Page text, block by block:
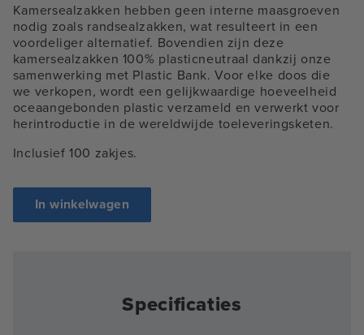
Kamersealzakken hebben geen interne maasgroeven
nodig zoals randsealzakken, wat resulteert in een
voordeliger alternatief. Bovendien zijn deze
kamersealzakken 100% plasticneutraal dankzij onze
samenwerking met Plastic Bank. Voor elke doos die
we verkopen, wordt een gelijkwaardige hoeveelheid
oceaangebonden plastic verzameld en verwerkt voor
herintroductie in de wereldwijde toeleveringsketen.
Inclusief 100 zakjes.
In winkelwagen
Specificaties